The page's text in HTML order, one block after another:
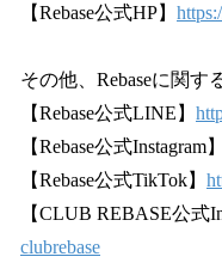
【Rebase公式HP】
その他、Rebaseに関す
【Rebase公式LINE】
【Rebase公式Instagram】
【Rebase公式TikTok】
【CLUB REBASE公式
clubrebase